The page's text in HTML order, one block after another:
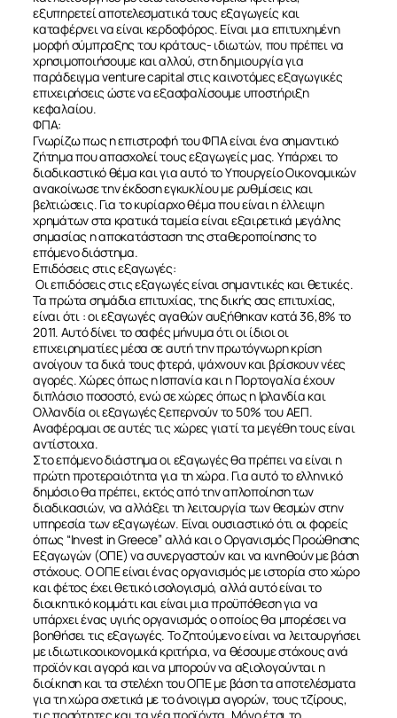
ΕΠΙΚΟΙΝΩΝΙΑ
εξυπηρετεί αποτελεσματικά τους εξαγωγείς και
καταφέρνει να είναι κερδοφόρος. Είναι μια επιτυχημένη
μορφή σύμπραξης του κράτους- ιδιωτών, που πρέπει να
χρησιμοποιήσουμε και αλλού, στη δημιουργία για
παράδειγμα venture capital στις καινοτόμες εξαγωγικές
επιχειρήσεις ώστε να εξασφαλίσουμε υποστήριξη
κεφαλαίου.
ΦΠΑ:
Γνωρίζω πως η επιστροφή του ΦΠΑ είναι ένα σημαντικό
ζήτημα που απασχολεί τους εξαγωγείς μας. Υπάρχει το
διαδικαστικό θέμα και για αυτό το Υπουργείο Οικονομικών
ανακοίνωσε την έκδοση εγκυκλίου με ρυθμίσεις και
βελτιώσεις. Για το κυρίαρχο θέμα που είναι η έλλειψη
χρημάτων στα κρατικά ταμεία είναι εξαιρετικά μεγάλης
σημασίας η αποκατάσταση της σταθεροποίησης το
επόμενο διάστημα.
Επιδόσεις στις εξαγωγές:
Οι επιδόσεις στις εξαγωγές είναι σημαντικές και θετικές.
Τα πρώτα σημάδια επιτυχίας, της δικής σας επιτυχίας,
είναι ότι : οι εξαγωγές αγαθών αυξήθηκαν κατά 36,8% το
2011. Αυτό δίνει το σαφές μήνυμα ότι οι ίδιοι οι
επιχειρηματίες μέσα σε αυτή την πρωτόγνωρη κρίση
ανοίγουν τα δικά τους φτερά, ψάχνουν και βρίσκουν νέες
αγορές. Χώρες όπως η Ισπανία και η Πορτογαλία έχουν
διπλάσιο ποσοστό, ενώ σε χώρες όπως η Ιρλανδία και
Ολλανδία οι εξαγωγές ξεπερνούν το 50% του ΑΕΠ.
Αναφέρομαι σε αυτές τις χώρες γιατί τα μεγέθη τους είναι
αντίστοιχα.
Στο επόμενο διάστημα οι εξαγωγές θα πρέπει να είναι η
πρώτη προτεραιότητα για τη χώρα. Για αυτό το ελληνικό
δημόσιο θα πρέπει, εκτός από την απλοποίηση των
διαδικασιών, να αλλάξει τη λειτουργία των θεσμών στην
υπηρεσία των εξαγωγέων. Είναι ουσιαστικό ότι οι φορείς
όπως “Invest in Greece” αλλά και ο Οργανισμός Προώθησης
Εξαγωγών (ΟΠΕ) να συνεργαστούν και να κινηθούν με βάση
στόχους. Ο ΟΠΕ είναι ένας οργανισμός με ιστορία στο χώρο
και φέτος έχει θετικό ισολογισμό, αλλά αυτό είναι το
διοικητικό κομμάτι και είναι μια προϋπόθεση για να
υπάρχει ένας υγιής οργανισμός ο οποίος θα μπορέσει να
βοηθήσει τις εξαγωγές. Το ζητούμενο είναι να λειτουργήσει
με ιδιωτικοοικονομικά κριτήρια, να θέσουμε στόχους ανά
προϊόν και αγορά και να μπορούν να αξιολογούνται η
διοίκηση και τα στελέχη του ΟΠΕ με βάση τα αποτελέσματα
για τη χώρα σχετικά με το άνοιγμα αγορών, τους τζίρους,
τις ποσότητες και τα νέα προϊόντα. Μόνο έτσι το